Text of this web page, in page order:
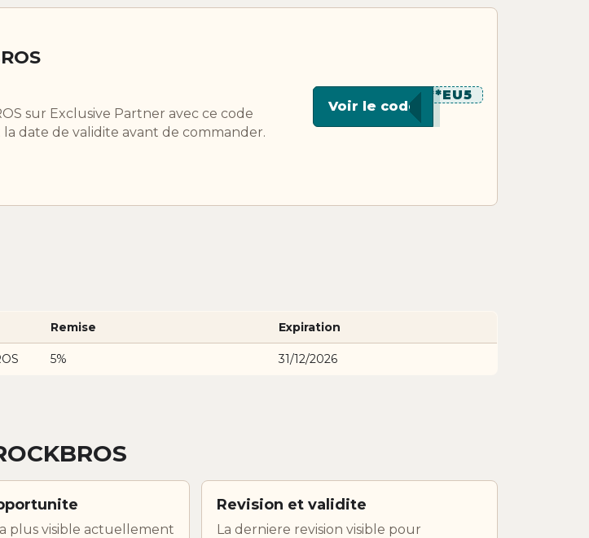
sur Exclusive Partner avec ce code
date de validite avant de commander.
********EU5
Voir le code
Remise Expiration
5% 31/12/2026
plus visible actuellement
Revision et validite
La derniere revision visible pour